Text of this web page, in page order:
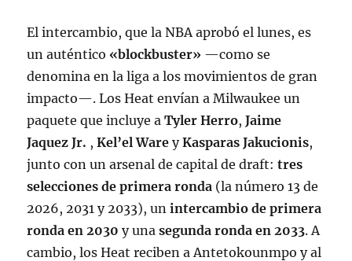
El intercambio, que la NBA aprobó el lunes, es
un auténtico «blockbuster» —como se
denomina en la liga a los movimientos de gran
impacto—. Los Heat envían a Milwaukee un
paquete que incluye aTyler Herro,Jaime
Jaquez Jr. ,Kel’el Ware yKasparas Jakucionis,
junto con un arsenal de capital de draft:tres
selecciones de primera ronda (la número 13 de
2026, 2031 y 2033), unintercambio de primera
ronda en 2030 y unasegunda ronda en 2033. A
cambio, los Heat reciben a Antetokounmpo y al